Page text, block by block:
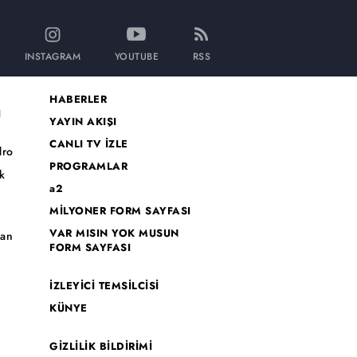
INSTAGRAM YOUTUBE RSS
HABERLER
YAYIN AKIŞI
CANLI TV İZLE
PROGRAMLAR
a2
MİLYONER FORM SAYFASI
VAR MISIN YOK MUSUN
FORM SAYFASI
İZLEYİCİ TEMSİLCİSİ
KÜNYE
GİZLİLİK BİLDİRİMİ